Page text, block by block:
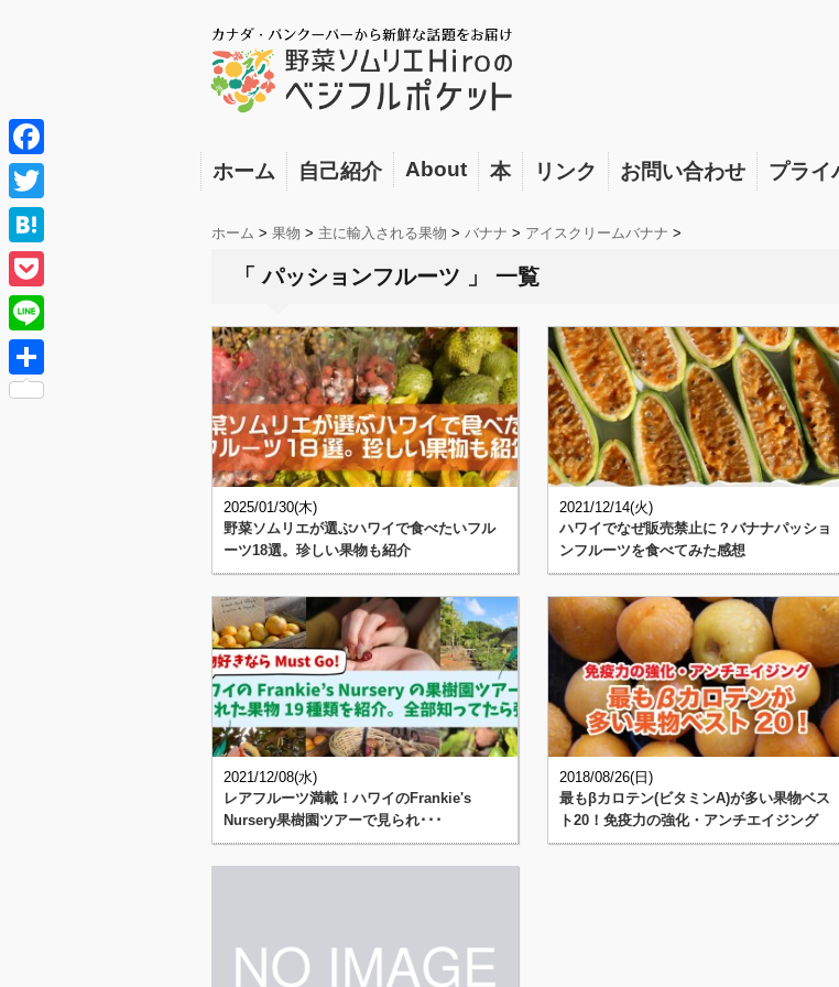
ホーム 自己紹介 About 本 リンク お問い合わせ プライ
ホーム > 果物 > 主に輸入される果物 > バナナ > アイスクリームバナナ >
「 パッションフルーツ 」 一覧
2025/01/30(木)
野菜ソムリエが選ぶハワイで食べたいフル
ーツ18選。珍しい果物も紹介
2021/12/14(火)
ハワイでなぜ販売禁止に？バナナパッショ
ンフルーツを食べてみた感想
2021/12/08(水)
レアフルーツ満載！ハワイのFrankie's
Nursery果樹園ツアーで見られ･･･
2018/08/26(日)
最もβカロテン(ビタミンA)が多い果物ベス
ト20！免疫力の強化・アンチエイジング
F
a
c
e
b
o
o
T
w
i
e
H
a
t
e
n
P
o
c
L
i共